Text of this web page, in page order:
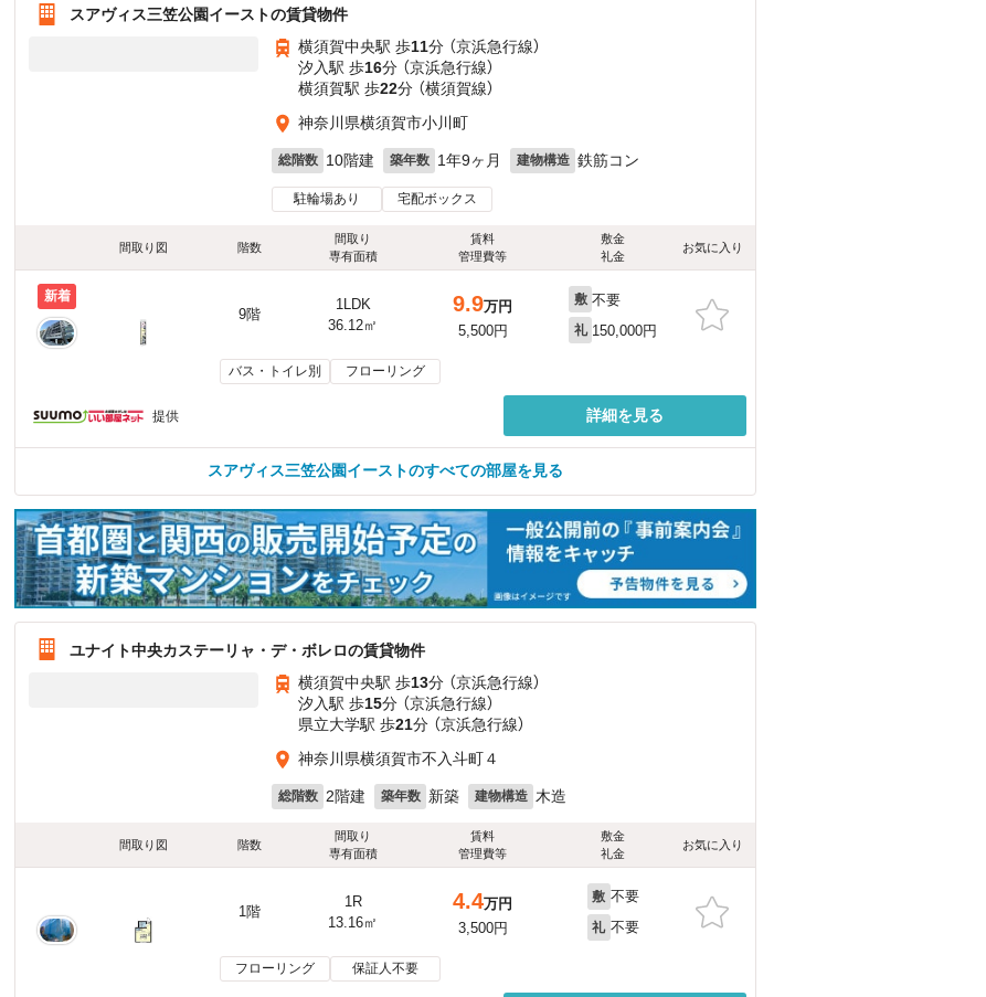
スアヴィス三笠公園イーストの賃貸物件
横須賀中央駅 歩11分 （京浜急行線）
汐入駅 歩16分 （京浜急行線）
横須賀駅 歩22分 （横須賀線）
神奈川県横須賀市小川町
総階数 10階建 築年数 1年9ヶ月 建物構造 鉄筋コン
駐輪場あり 宅配ボックス
間取り図 階数
間取り
専有面積
賃料
管理費等
敷金
礼金
お気に入り
新着
9階
1LDK
36.12㎡
9.9万円
5,500円
敷 不要
礼 150,000円
バス・トイレ別 フローリング
提供 詳細を見る
スアヴィス三笠公園イーストのすべての部屋を見る
ユナイト中央カステーリャ・デ・ボレロの賃貸物件
横須賀中央駅 歩13分 （京浜急行線）
汐入駅 歩15分 （京浜急行線）
県立大学駅 歩21分 （京浜急行線）
神奈川県横須賀市不入斗町４
総階数 2階建 築年数 新築 建物構造 木造
間取り図 階数
間取り
専有面積
賃料
管理費等
敷金
礼金
お気に入り
1階
1R
13.16㎡
4.4万円
3,500円
敷 不要
礼 不要
フローリング 保証人不要